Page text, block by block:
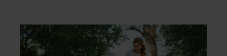
zo stellig gezegd: dit wordt niets!”